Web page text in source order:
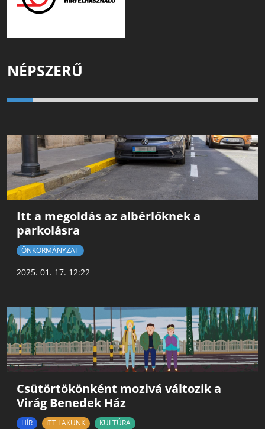
NÉPSZERŰ
Itt a megoldás az albérlőknek a
parkolásra
ÖNKORMÁNYZAT
2025. 01. 17. 12:22
Csütörtökönként mozivá változik a
Virág Benedek Ház
HÍR ITT LAKUNK KULTÚRA